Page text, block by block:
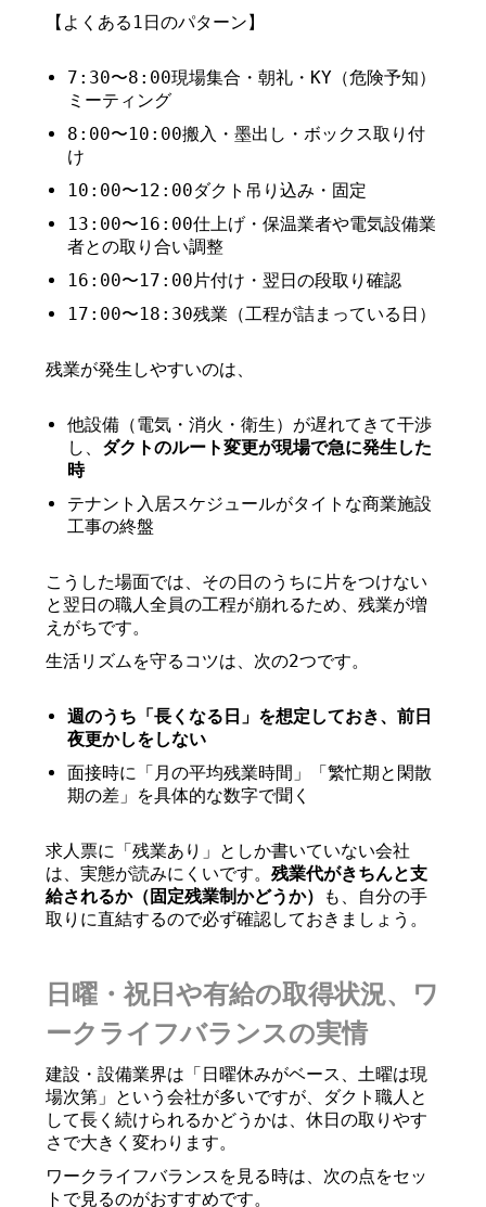
【よくある1日のパターン】
7:30〜8:00現場集合・朝礼・KY（危険予知）
ミーティング
8:00〜10:00搬入・墨出し・ボックス取り付
け
10:00〜12:00ダクト吊り込み・固定
13:00〜16:00仕上げ・保温業者や電気設備業
者との取り合い調整
16:00〜17:00片付け・翌日の段取り確認
17:00〜18:30残業（工程が詰まっている日）
残業が発生しやすいのは、
他設備（電気・消火・衛生）が遅れてきて干渉
し、 ダクトのルート変更が現場で急に発生した
時
テナント入居スケジュールがタイトな商業施設
工事の終盤
こうした場面では、その日のうちに片をつけない
と翌日の職人全員の工程が崩れるため、残業が増
えがちです。
生活リズムを守るコツは、次の2つです。
週のうち「長くなる日」を想定しておき、前日
夜更かしをしない
面接時に「月の平均残業時間」「繁忙期と閑散
期の差」を具体的な数字で聞く
求人票に「残業あり」としか書いていない会社
は、実態が読みにくいです。残業代がきちんと支
給されるか（固定残業制かどうか）
も、自分の手
取りに直結するので必ず確認しておきましょう。
日曜・祝日や有給の取得状況、ワ
ークライフバランスの実情
建設・設備業界は「日曜休みがベース、土曜は現
場次第」という会社が多いですが、ダクト職人と
して長く続けられるかどうかは、休日の取りやす
さで大きく変わります。
ワークライフバランスを見る時は、次の点をセッ
トで見るのがおすすめです。